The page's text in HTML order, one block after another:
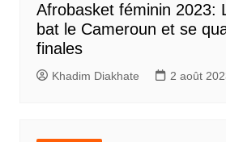
Afrobasket féminin 2023:
bat le Cameroun et se
finales
Khadim Diakhate 2 août